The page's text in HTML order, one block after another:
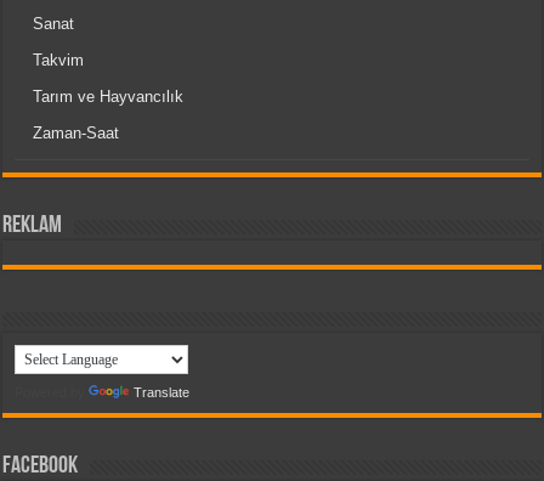
Sanat
Takvim
Tarım ve Hayvancılık
Zaman-Saat
reklam
Powered by Translate
Facebook